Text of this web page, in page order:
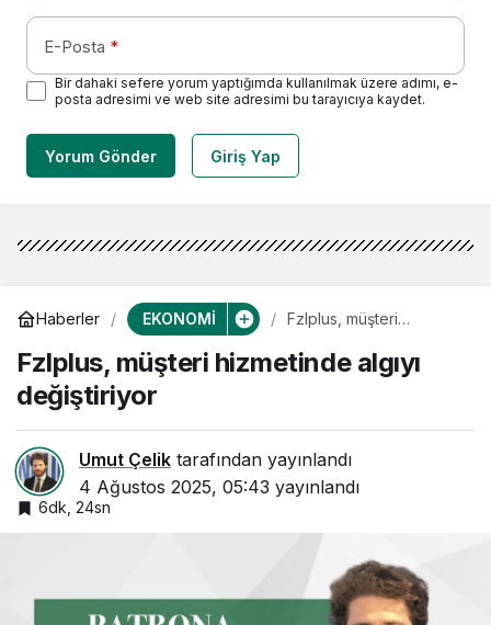
E-Posta *
Bir dahaki sefere yorum yaptığımda kullanılmak üzere adımı, e-
posta adresimi ve web site adresimi bu tarayıcıya kaydet.
Yorum Gönder Giriş Yap
Haberler EKONOMİ
Fzlplus, müşteri
değiştiriyor
Fzlplus, müşteri hizmetinde algıyı
değiştiriyor
Umut Çelik tarafından yayınlandı
4 Ağustos 2025, 05:43 yayınlandı
6dk, 24sn